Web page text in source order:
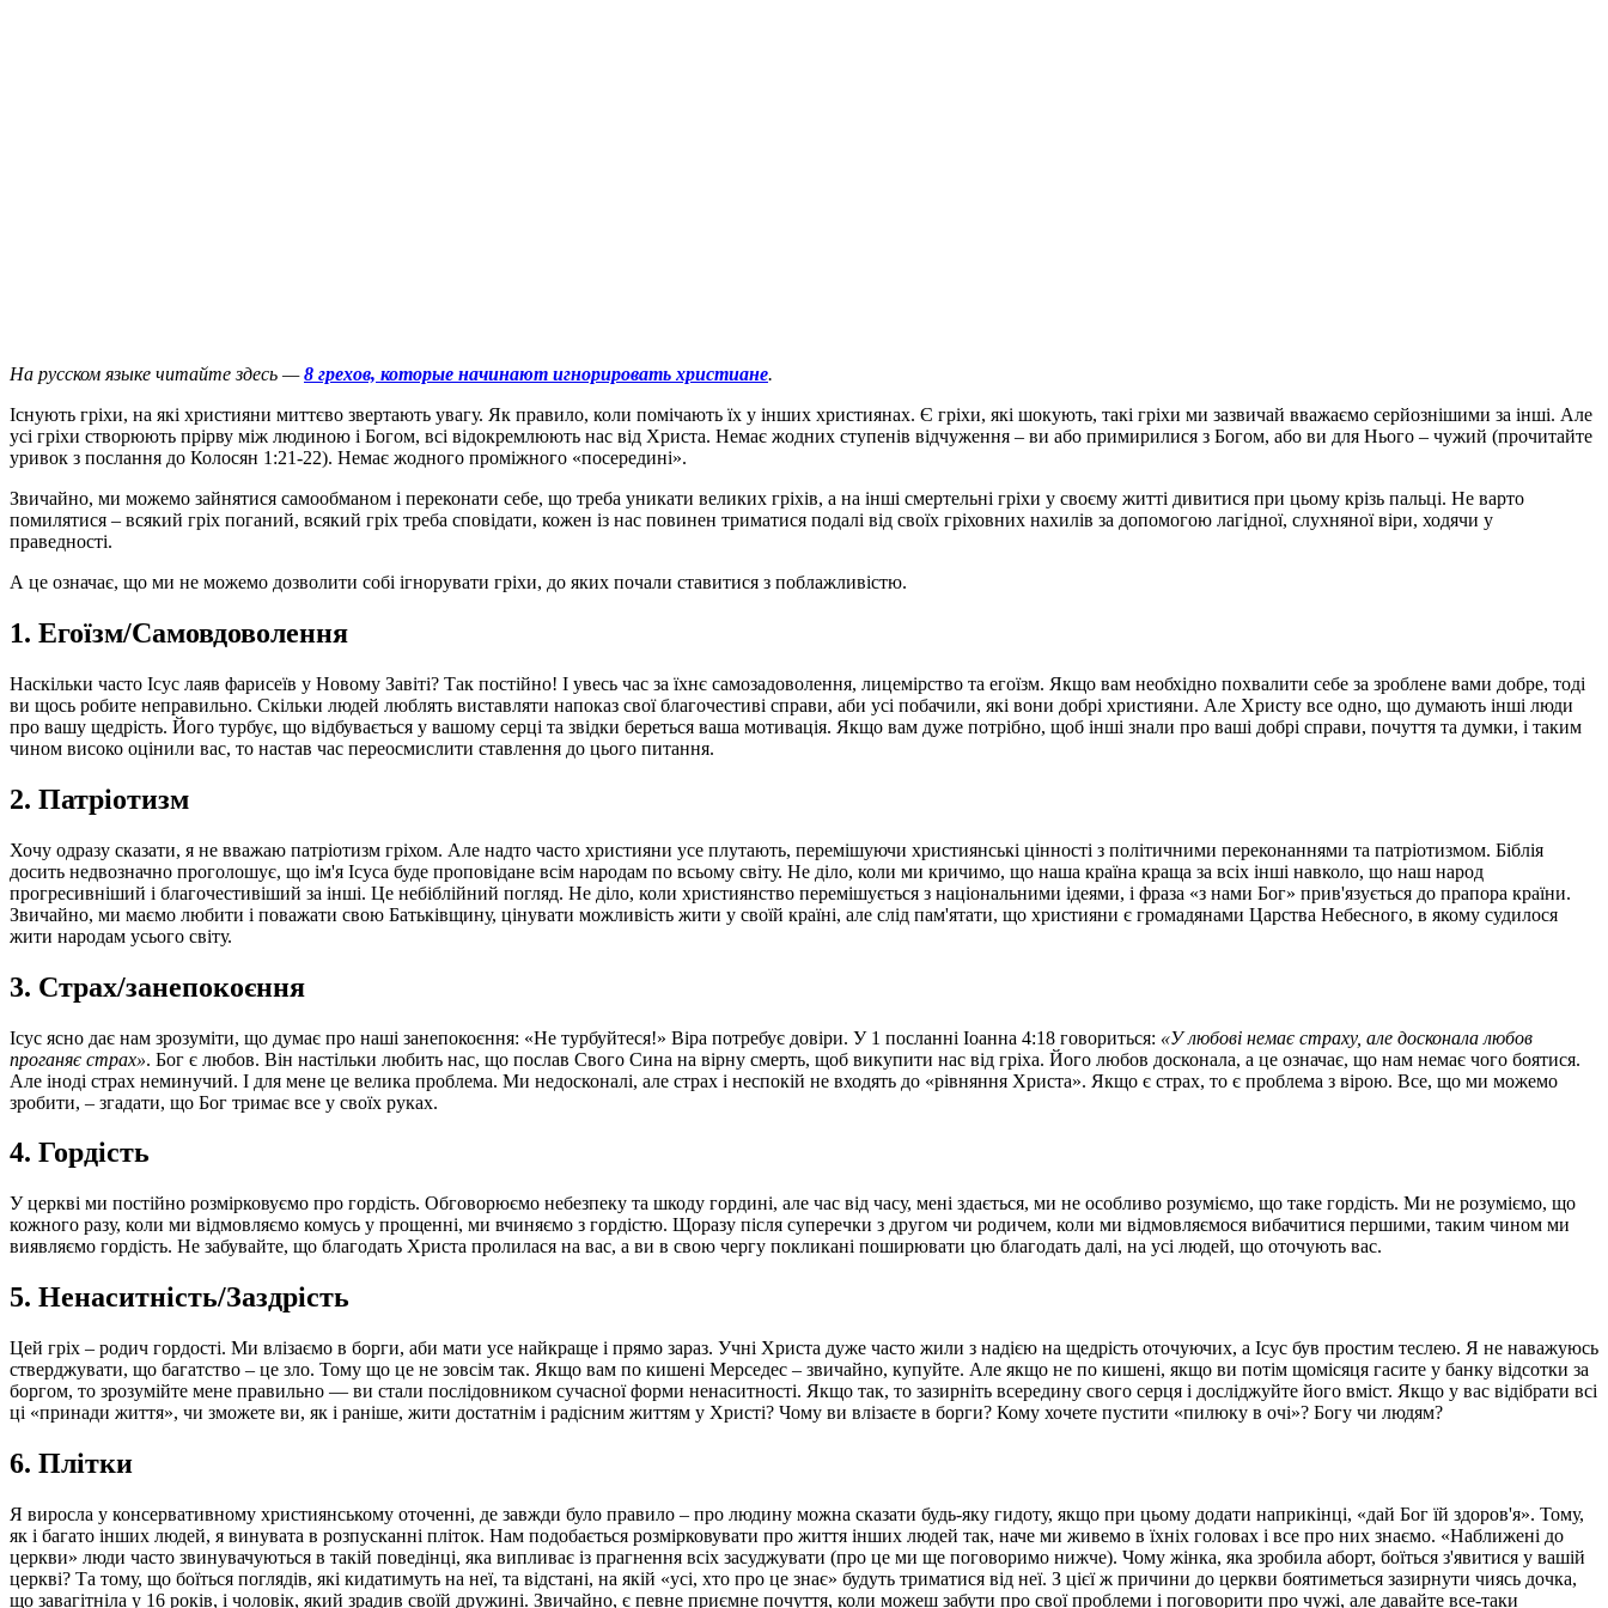
На русском языке читайте здесь —8 грехов, которые начинают игнорировать христиане.
Існують гріхи, на які християни миттєво звертають увагу. Як правило, коли помічають їх у інших християнах. Є гріхи, які шокують, такі гріхи ми зазвичай вважаємо серйознішими за інші. Але
усі гріхи створюють прірву між людиною і Богом, всі відокремлюють нас від Христа. Немає жодних ступенів відчуження – ви або примирилися з Богом, або ви для Нього – чужий (прочитайте
уривок з послання до Колосян 1:21-22). Немає жодного проміжного «посередині».
Звичайно, ми можемо зайнятися самообманом і переконати себе, що треба уникати великих гріхів, а на інші смертельні гріхи у своєму житті дивитися при цьому крізь пальці. Не варто
помилятися – всякий гріх поганий, всякий гріх треба сповідати, кожен із нас повинен триматися подалі від своїх гріховних нахилів за допомогою лагідної, слухняної віри, ходячи у
праведності.
А це означає, що ми не можемо дозволити собі ігнорувати гріхи, до яких почали ставитися з поблажливістю.
1. Егоїзм/Самовдоволення
Наскільки часто Ісус лаяв фарисеїв у Новому Завіті? Так постійно! І увесь час за їхнє самозадоволення, лицемірство та егоїзм. Якщо вам необхідно похвалити себе за зроблене вами добре, тоді
ви щось робите неправильно. Скільки людей люблять виставляти напоказ свої благочестиві справи, аби усі побачили, які вони добрі християни. Але Христу все одно, що думають інші люди
про вашу щедрість. Його турбує, що відбувається у вашому серці та звідки береться ваша мотивація. Якщо вам дуже потрібно, щоб інші знали про ваші добрі справи, почуття та думки, і таким
чином високо оцінили вас, то настав час переосмислити ставлення до цього питання.
2. Патріотизм
Хочу одразу сказати, я не вважаю патріотизм гріхом. Але надто часто християни усе плутають, перемішуючи християнські цінності з політичними переконаннями та патріотизмом. Біблія
досить недвозначно проголошує, що ім'я Ісуса буде проповідане всім народам по всьому світу. Не діло, коли ми кричимо, що наша країна краща за всіх інші навколо, що наш народ
прогресивніший і благочестивіший за інші. Це небіблійний погляд. Не діло, коли християнство перемішується з національними ідеями, і фраза «з нами Бог» прив'язується до прапора країни.
Звичайно, ми маємо любити і поважати свою Батьківщину, цінувати можливість жити у своїй країні, але слід пам'ятати, що християни є громадянами Царства Небесного, в якому судилося
жити народам усього світу.
3. Страх/занепокоєння
Ісус ясно дає нам зрозуміти, що думає про наші занепокоєння: «Не турбуйтеся!» Віра потребує довіри. У 1 посланні Іоанна 4:18 говориться: «У любові немає страху, але досконала любов
проганяє страх». Бог є любов. Він настільки любить нас, що послав Свого Сина на вірну смерть, щоб викупити нас від гріха. Його любов досконала, а це означає, що нам немає чого боятися.
Але іноді страх неминучий. І для мене це велика проблема. Ми недосконалі, але страх і неспокій не входять до «рівняння Христа». Якщо є страх, то є проблема з вірою. Все, що ми можемо
зробити, – згадати, що Бог тримає все у своїх руках.
4. Гордість
У церкві ми постійно розмірковуємо про гордість. Обговорюємо небезпеку та шкоду гордині, але час від часу, мені здається, ми не особливо розуміємо, що таке гордість. Ми не розуміємо, що
кожного разу, коли ми відмовляємо комусь у прощенні, ми вчиняємо з гордістю. Щоразу після суперечки з другом чи родичем, коли ми відмовляємося вибачитися першими, таким чином ми
виявляємо гордість. Не забувайте, що благодать Христа пролилася на вас, а ви в свою чергу покликані поширювати цю благодать далі, на усі людей, що оточують вас.
5. Ненаситність/Заздрість
Цей гріх – родич гордості. Ми влізаємо в борги, аби мати усе найкраще і прямо зараз. Учні Христа дуже часто жили з надією на щедрість оточуючих, а Ісус був простим теслею. Я не наважуюсь
стверджувати, що багатство – це зло. Тому що це не зовсім так. Якщо вам по кишені Мерседес – звичайно, купуйте. Але якщо не по кишені, якщо ви потім щомісяця гасите у банку відсотки за
боргом, то зрозумійте мене правильно — ви стали послідовником сучасної форми ненаситності. Якщо так, то зазирніть всередину свого серця і досліджуйте його вміст. Якщо у вас відібрати всі
ці «принади життя», чи зможете ви, як і раніше, жити достатнім і радісним життям у Христі? Чому ви влізаєте в борги? Кому хочете пустити «пилюку в очі»? Богу чи людям?
6. Плітки
Я виросла у консервативному християнському оточенні, де завжди було правило – про людину можна сказати будь-яку гидоту, якщо при цьому додати наприкінці, «дай Бог їй здоров'я». Тому,
як і багато інших людей, я винувата в розпусканні пліток. Нам подобається розмірковувати про життя інших людей так, наче ми живемо в їхніх головах і все про них знаємо. «Наближені до
церкви» люди часто звинувачуються в такій поведінці, яка випливає із прагнення всіх засуджувати (про це ми ще поговоримо нижче). Чому жінка, яка зробила аборт, боїться з'явитися у вашій
церкві? Та тому, що боїться поглядів, які кидатимуть на неї, та відстані, на якій «усі, хто про це знає» будуть триматися від неї. З цієї ж причини до церкви боятиметься зазирнути чиясь дочка,
що завагітніла у 16 років, і чоловік, який зрадив своїй дружині. Звичайно, є певне приємне почуття, коли можеш забути про свої проблеми і поговорити про чужі, але давайте все-таки